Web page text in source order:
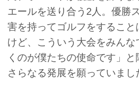
エールを送り合う2人。優勝
害を持ってゴルフをすること
けど、こういう大会をみんな
くのが僕たちの使命です」
さらなる発展を願っていまし